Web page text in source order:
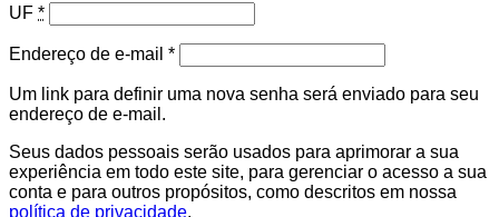
UF *
Endereço de e-mail *Obrigatório
Um link para definir uma nova senha será enviado para seu
endereço de e-mail.
Seus dados pessoais serão usados para aprimorar a sua
experiência em todo este site, para gerenciar o acesso a sua
conta e para outros propósitos, como descritos em nossa
política de privacidade.